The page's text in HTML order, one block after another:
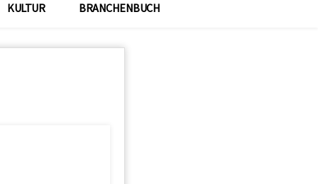
KULTUR BRANCHENBUCH